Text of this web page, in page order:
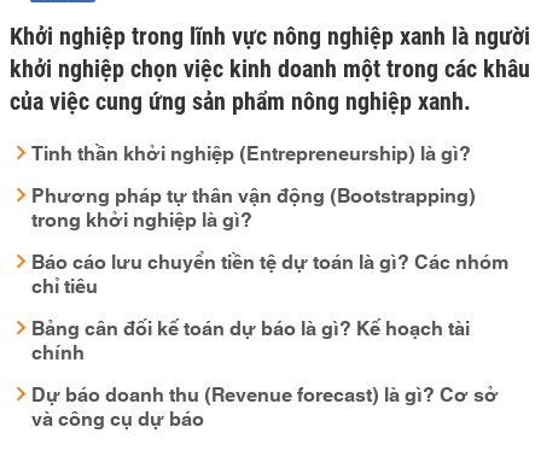
Khởi nghiệp trong lĩnh vực nông nghiệp xanh là người
khởi nghiệp chọn việc kinh doanh một trong các khâu
của việc cung ứng sản phẩm nông nghiệp xanh.
Tinh thần khởi nghiệp (Entrepreneurship) là gì?
Phương pháp tự thân vận động (Bootstrapping)
trong khởi nghiệp là gì?
Báo cáo lưu chuyển tiền tệ dự toán là gì? Các nhóm
chỉ tiêu
Bảng cân đối kế toán dự báo là gì? Kế hoạch tài
chính
Dự báo doanh thu (Revenue forecast) là gì? Cơ sở
và công cụ dự báo